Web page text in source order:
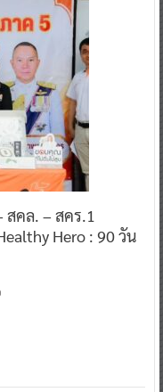
สคล. – สคร.1
Hero : 90 วัน